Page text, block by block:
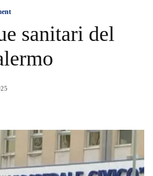
sanitari del